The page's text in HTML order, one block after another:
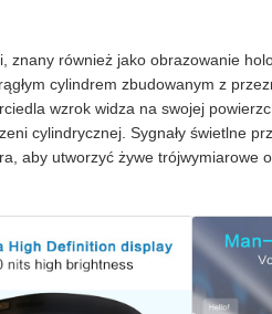
znany również jako obrazowanie
cylindrem zbudowanym z
wzrok widza na swojej
cylindrycznej. Sygnały świetlne
aby utworzyć żywe trójwymiarowe